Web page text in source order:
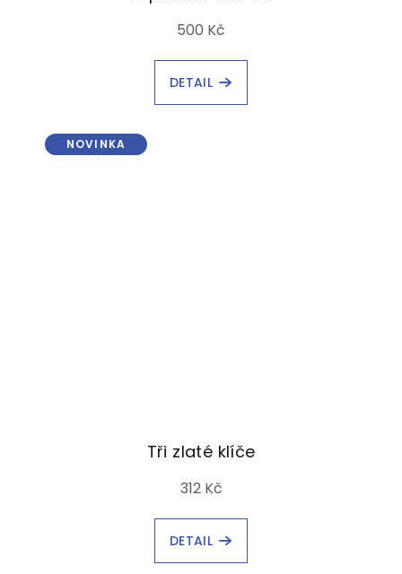
500 Kč
DETAIL
NOVINKA
Tři zlaté klíče
312 Kč
DETAIL